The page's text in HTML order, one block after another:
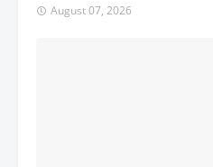
August 07, 2026